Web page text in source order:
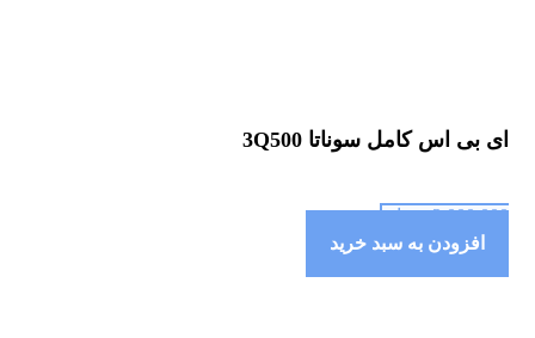
ای بی اس کامل سوناتا 3Q500
2,000,000 تومان
افزودن به سبد خرید